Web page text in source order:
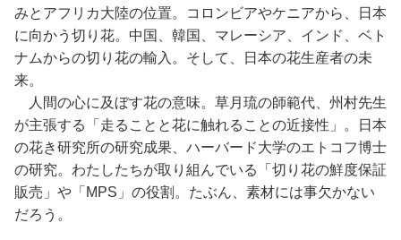
みとアフリカ大陸の位置。コロンビアやケニアから、日本
に向かう切り花。中国、韓国、マレーシア、インド、ベト
ナムからの切り花の輸入。そして、日本の花生産者の未
来。
人間の心に及ぼす花の意味。草月琉の師範代、州村先生
が主張する「走ることと花に触れることの近接性」。日本
の花き研究所の研究成果、ハーバード大学のエトコフ博士
の研究。わたしたちが取り組んでいる「切り花の鮮度保証
販売」や「MPS」の役割。たぶん、素材には事欠かない
だろう。